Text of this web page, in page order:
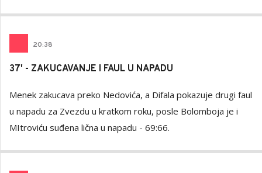
20:38
37' - ZAKUCAVANJE I FAUL U NAPADU
Menek zakucava preko Nedovića, a Difala pokazuje drugi faul
u napadu za Zvezdu u kratkom roku, posle Bolomboja je i
MItroviću suđena lična u napadu - 69:66.